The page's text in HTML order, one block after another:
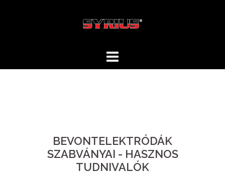
BEVONTELEKTRÓDÁK
SZABVÁNYAI - HASZNOS
TUDNIVALÓK